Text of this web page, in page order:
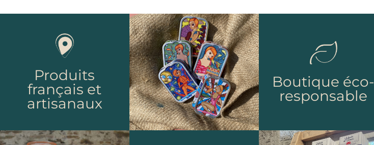
Produits
français et
artisanaux
Boutique éco-
responsable